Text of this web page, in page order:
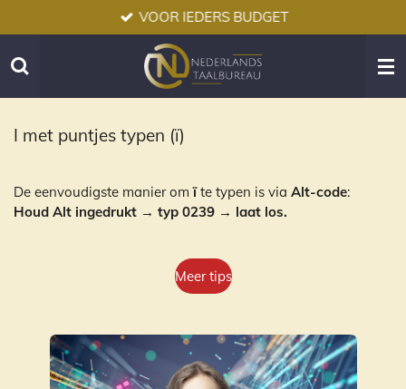
direct
naar
de
hoofdinhoud
VOOR IEDERS BUDGET
I met puntjes typen (ï)
De eenvoudigste manier omïte typen is via Alt-code:
Houd Alt ingedrukt → typ 0239 → laat los.
Meer tips